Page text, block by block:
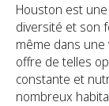
Houston est
diversité et son
même dans
offre de telles
constante et
nombreux